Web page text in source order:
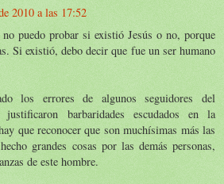
2010 a las 17:52
puedo probar si existió Jesús o no, porque
Si existió, debo decir que fue un ser humano
los errores de algunos seguidores del
barbaridades escudados en la
que reconocer que son muchísimas más las
grandes cosas por las demás personas,
de este hombre.